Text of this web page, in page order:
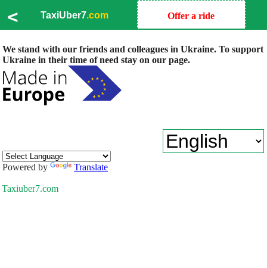
< TaxiUber7.com Offer a ride
We stand with our friends and colleagues in Ukraine. To support
Ukraine in their time of need stay on our page.
Powered by Translate
Taxiuber7.com